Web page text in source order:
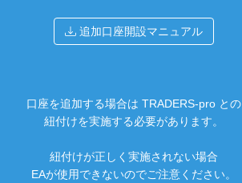
追加口座開設マニュアル
口座を追加する場合は TRADERS-pro との
紐付けを実施する必要があります。
紐付けが正しく実施されない場合
EAが使用できないのでご注意ください。